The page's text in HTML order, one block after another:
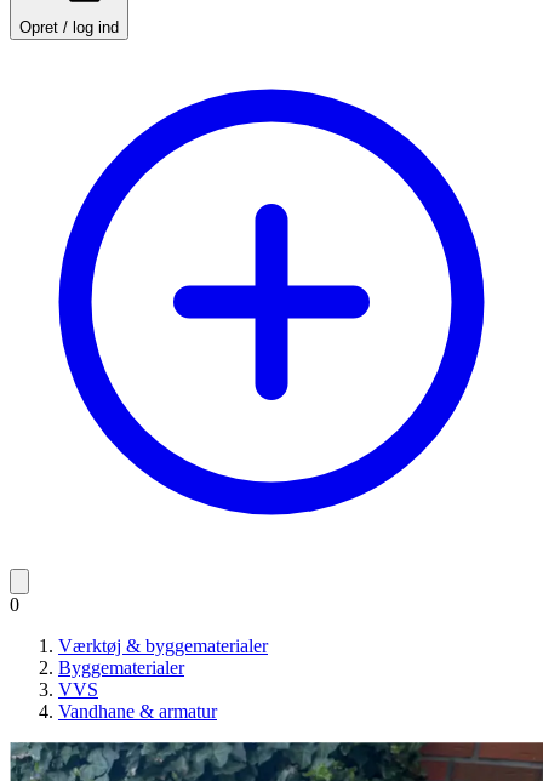
Opret / log ind
0
Værktøj & byggematerialer
Byggematerialer
VVS
Vandhane & armatur